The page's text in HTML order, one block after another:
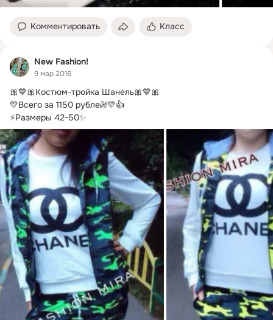
Комментировать Класс
New Fashion!
9 мар 2016
🎀💙🎀Костюм-тройка Шанель🎀💙🎀
💛Всего за 1150 рублей!💛👍
⚡Размеры 42-50✨